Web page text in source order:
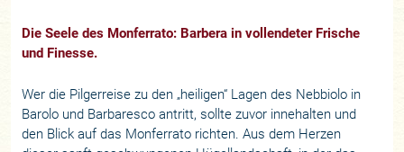
Die Seele des Monferrato: Barbera in vollendeter Frische
und Finesse.
Wer die Pilgerreise zu den „heiligen“ Lagen des Nebbiolo in
Barolo und Barbaresco antritt, sollte zuvor innehalten und
den Blick auf das Monferrato richten. Aus dem Herzen